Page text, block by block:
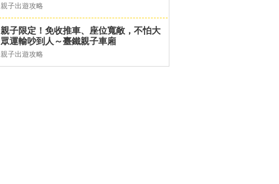
親子出遊攻略
親子限定！免收推車、座位寬敞，不怕大
眾運輸吵到人～臺鐵親子車廂
親子出遊攻略